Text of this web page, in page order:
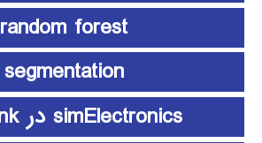
random forest
segmentation
simElectronics در Simulink